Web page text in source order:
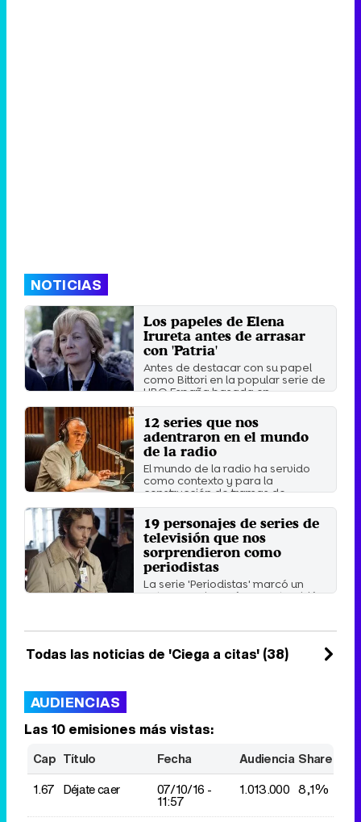
NOTICIAS
Los papeles de Elena
Irureta antes de arrasar
con 'Patria'
Antes de destacar con su papel
como Bittori en la popular serie de
HBO España basada en ...
Viernes 30 Julio 2021 10:15
12 series que nos
adentraron en el mundo
de la radio
El mundo de la radio ha servido
como contexto y para la
construcción de tramas de ...
Viernes 14 Mayo 2021 10:21
19 personajes de series de
televisión que nos
sorprendieron como
periodistas
La serie 'Periodistas' marcó un
antes y un después, pero también
Todas las noticias de 'Ciega a citas' (38)
AUDIENCIAS
Las 10 emisiones más vistas:
Cap Título Fecha Audiencia Share
1.67 Déjate caer 07/10/16 -
11:57
1.013.000 8,1%